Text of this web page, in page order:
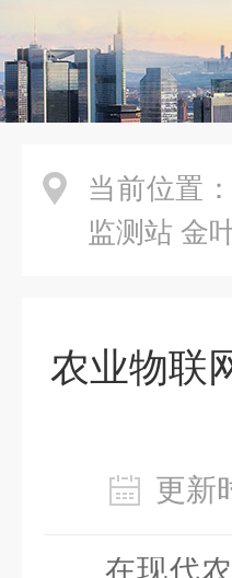
当前位置：
监测站 金
农业物联
更
在现代